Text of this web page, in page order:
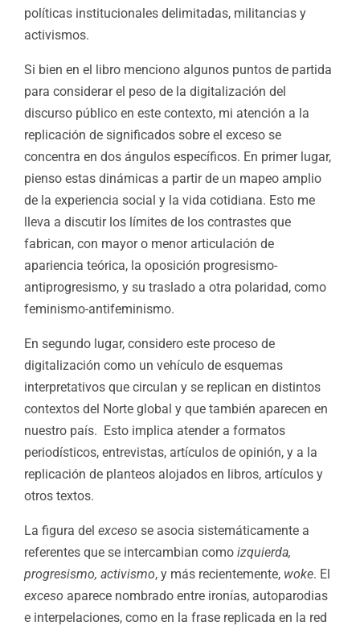
políticas institucionales delimitadas, militancias y
activismos.
Si bien en el libro menciono algunos puntos de partida
para considerar el peso de la digitalización del
discurso público en este contexto, mi atención a la
replicación de significados sobre el exceso se
concentra en dos ángulos específicos. En primer lugar,
pienso estas dinámicas a partir de un mapeo amplio
de la experiencia social y la vida cotidiana. Esto me
lleva a discutir los límites de los contrastes que
fabrican, con mayor o menor articulación de
apariencia teórica, la oposición progresismo-
antiprogresismo, y su traslado a otra polaridad, como
feminismo-antifeminismo.
En segundo lugar, considero este proceso de
digitalización como un vehículo de esquemas
interpretativos que circulan y se replican en distintos
contextos del Norte global y que también aparecen en
nuestro país. Esto implica atender a formatos
periodísticos, entrevistas, artículos de opinión, y a la
replicación de planteos alojados en libros, artículos y
otros textos.
La figura del exceso se asocia sistemáticamente a
referentes que se intercambian como izquierda,
progresismo, activismo, y más recientemente, woke. El
exceso aparece nombrado entre ironías, autoparodias
e interpelaciones, como en la frase replicada en la red